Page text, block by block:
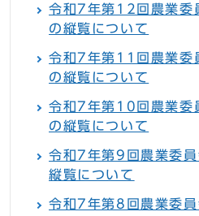
令和7年第12回農業委
の縦覧について
令和7年第11回農業委
の縦覧について
令和7年第10回農業委
の縦覧について
令和7年第9回農業委
縦覧について
令和7年第8回農業委